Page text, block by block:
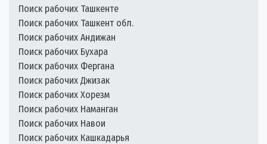
Поиск рабочих Ташкенте
Поиск рабочих Ташкент обл.
Поиск рабочих Андижан
Поиск рабочих Бухара
Поиск рабочих Фергана
Поиск рабочих Джизак
Поиск рабочих Хорезм
Поиск рабочих Наманган
Поиск рабочих Навои
Поиск рабочих Кашкадарья